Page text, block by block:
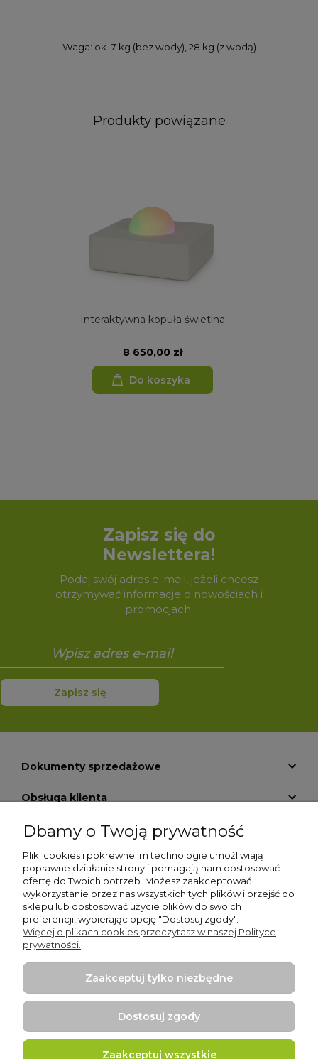
Waga: ok. 7 kg (bez wody), 28 kg (z wodą)
Produkty powiązane
Interaktywna świetlna tablica
15 100,00 zł
Zapisz się do
Newslettera!
Podaj swój adres e-mail, jeżeli chcesz
otrzymywać informacje o nowościach i
promocjach.
Zapisz się
Dokumenty sprzedażowe
Obsługa klienta
Informacje
Pomoc
O nas
Moje konto
Płatności i dostawa
Gry edukacyjne
Dbamy o Twoją prywatność
Pliki cookies i pokrewne im technologie umożliwiają
poprawne działanie strony i pomagają nam dostosować
ofertę do Twoich potrzeb. Możesz zaakceptować
wykorzystanie przez nas wszystkich tych plików i przejść do
sklepu lub dostosować użycie plików do swoich
preferencji, wybierając opcję "Dostosuj zgody".
Więcej o plikach cookies przeczytasz w naszej Polityce
prywatności.
Zaakceptuj tylko niezbędne
Dostosuj zgody
Zaakceptuj wszystkie